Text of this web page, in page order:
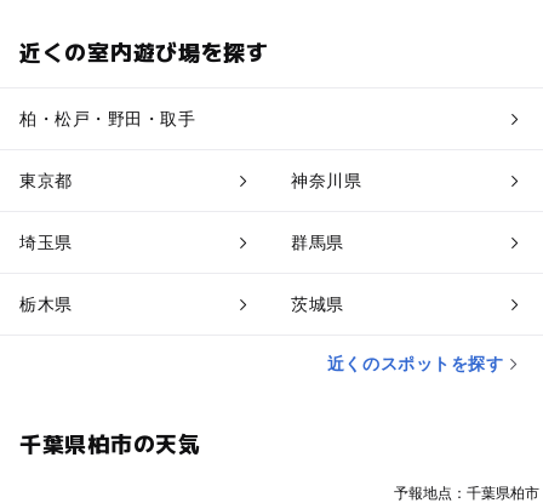
近くの室内遊び場を探す
柏・松戸・野田・取手
東京都 神奈川県
埼玉県 群馬県
栃木県 茨城県
近くのスポットを探す
千葉県柏市の天気
予報地点：千葉県柏市